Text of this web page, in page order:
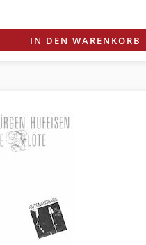
IN DEN WARENKORB